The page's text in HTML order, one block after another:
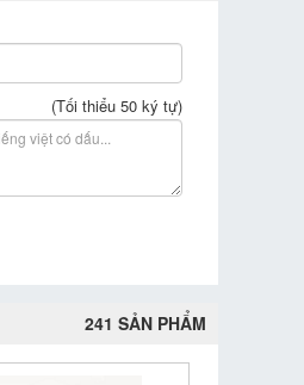
(Tối thiểu 50 ký tự)
241 SẢN PHẨM